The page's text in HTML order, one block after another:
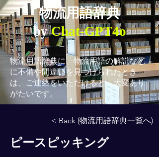
物流用語辞典
byChat-GPT4o
物流用語辞典に、物流用語の解説など
に不備や間違いを見つけられたとき
は、ご連絡をいただけると、大変あり
がたいです。
< Back (物流用語辞典一覧へ)
ピースピッキング